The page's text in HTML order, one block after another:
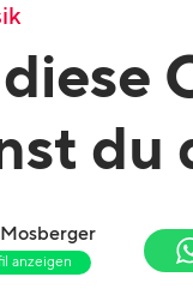
du
anzeigen